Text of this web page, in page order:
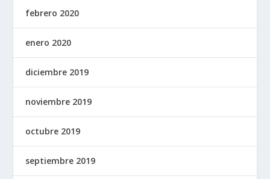
febrero 2020
enero 2020
diciembre 2019
noviembre 2019
octubre 2019
septiembre 2019